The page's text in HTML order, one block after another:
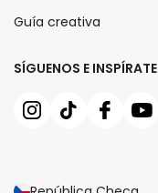
SÍGUENOS E INSPÍRATE
Guía creativa